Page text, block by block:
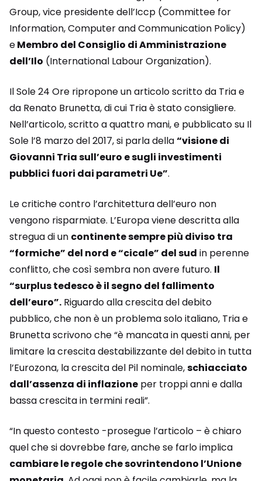
Group, vice presidente dell’Iccp (Committee for
Information, Computer and Communication Policy)
eMembro del Consiglio di Amministrazione
dell’Ilo (International Labour Organization).
Il Sole 24 Ore ripropone un articolo scritto da Tria e
da Renato Brunetta, di cui Tria è stato consigliere.
Nell’articolo, scritto a quattro mani, e pubblicato su Il
Sole l’8 marzo del 2017, si parla della“visione di
Giovanni Tria sull’euro e sugli investimenti
pubblici fuori dai parametri Ue”.
Le critiche contro l’architettura dell’euro non
vengono risparmiate. L’Europa viene descritta alla
stregua di un continente sempre più diviso tra
“formiche” del nord e “cicale” del sud in perenne
conflitto, che così sembra non avere futuro. Il
“surplus tedesco è il segno del fallimento
dell’euro”. Riguardo alla crescita del debito
pubblico, che non è un problema solo italiano, Tria e
Brunetta scrivono che “è mancata in questi anni, per
limitare la crescita destabilizzante del debito in tutta
l’Eurozona, la crescita del Pil nominale,schiacciato
dall’assenza di inflazione per troppi anni e dalla
bassa crescita in termini reali”.
“In questo contesto -prosegue l’articolo – è chiaro
quel che si dovrebbe fare, anche se farlo implica
cambiare le regole che sovrintendono l’Unione